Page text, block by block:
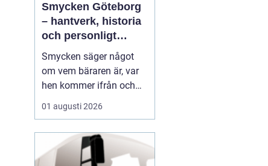
Smycken Göteborg
– hantverk, historia
och personligt
uttryck
Smycken säger något
om vem bäraren är, var
hen kommer ifrån och
vad som är viktigt i livet.
I en stad som Göteborg,
hamnstadens råa
historia och moderna
01 augusti 2026